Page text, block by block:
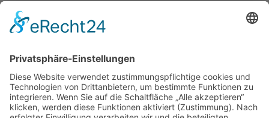
FeWo 7 - 1. OG - ohne Balkon
FeWo 7 - 1. OG - ohne Balkon
FeWo 7 - 1. OG - ohne Balkon
Freizeitpark Plohn
Erlebnispark Wurzelrudi
Raumfahrt-Museum Morgenröthe-Rautenkranz e.V.